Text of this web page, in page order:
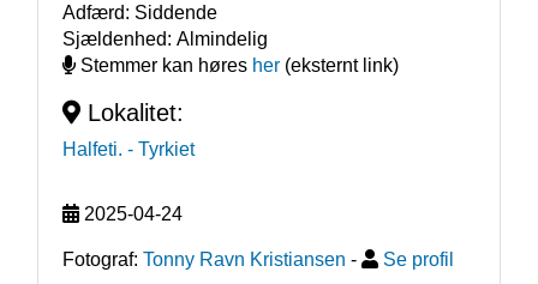
Adfærd: Siddende
Sjældenhed: Almindelig
Stemmer kan høres her(eksternt link)
Lokalitet:
Halfeti. - Tyrkiet
2025-04-24
Fotograf: Tonny Ravn Kristiansen - Se profil